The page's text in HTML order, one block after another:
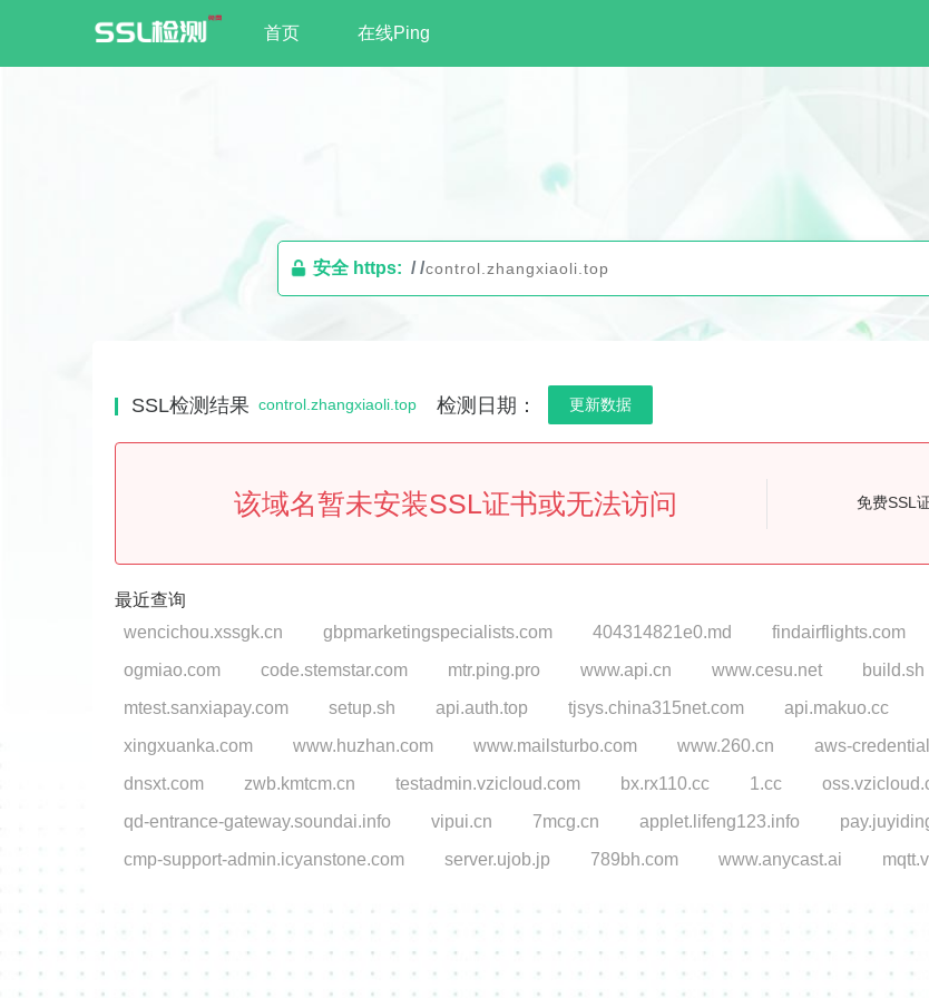
首页 在线Ping
安全 https: / /
SSL检测结果 control.zhangxiaoli.top 检测日期： 更新数据
该域名暂未安装SSL证书或无法访问 免费SSL
最近查询
wencichou.xssgk.cn
gbpmarketingspecialists.com 404314821e0.md findairflights.com
ogmiao.com
code.stemstar.com mtr.ping.pro www.api.cn www.cesu.net build.sh
mtest.sanxiapay.com
setup.sh api.auth.top tjsys.china315net.com api.makuo.cc
xingxuanka.com
www.huzhan.com www.mailsturbo.com www.260.cn aws-
dnsxt.com
zwb.kmtcm.cn testadmin.vzicloud.com bx.rx110.cc 1.cc
qd-entrance-gateway.soundai.info
vipui.cn 7mcg.cn applet.lifeng123.info
cmp-support-admin.icyanstone.com
server.ujob.jp 789bh.com www.anycast.ai